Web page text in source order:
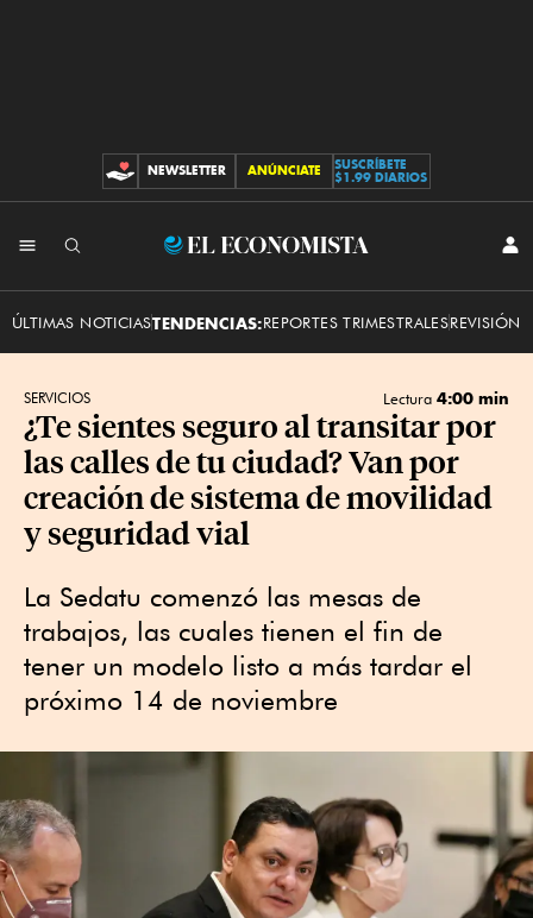
CONTRIBUCIONES
NEWSLETTER ANÚNCIATE
SUSCRÍBETE
$1.99 DIARIOS
El
ÚLTIMAS NOTICIASTENDENCIAS:REPORTES TRIMESTRALESREVISIÓN
SERVICIOS Lectura 4:00 min
¿Te sientes seguro al transitar por
las calles de tu ciudad? Van por
creación de sistema de movilidad
y seguridad vial
La Sedatu comenzó las mesas de
trabajos, las cuales tienen el fin de
tener un modelo listo a más tardar el
próximo 14 de noviembre